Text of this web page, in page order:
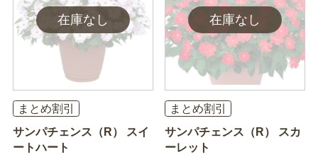
まとめ割引
サンパチェンス（R） スイ
ートハート
まとめ割引
サンパチェンス（R） スカ
ーレット